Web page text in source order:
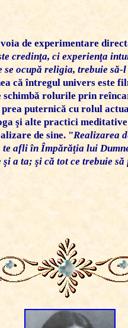
de experimentare
credinţa, ci experienţa
se ocupă religia, trebuie să-
că întregul univers este
rolurile prin
puternică cu rolul
şi alte practici meditative
de sine. "Realizarea
afli în Împărăţia lui
a ta; şi că tot ce trebuie